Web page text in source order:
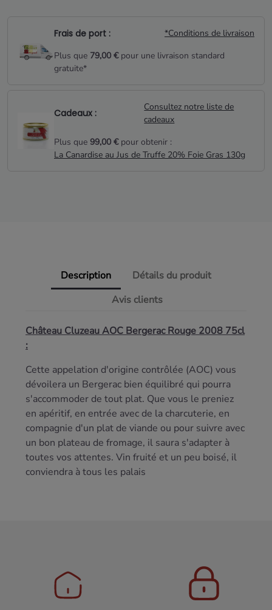
Frais de port :
*Conditions de livraison
Plus que 79,00 €pour une livraison standard
gratuite*
Cadeaux :
Consultez notre liste de
cadeaux
Plus que 99,00 €pour obtenir :
La Canardise au Jus de Truffe 20% Foie Gras 130g
Description
Détails du produit
Avis clients
Château Cluzeau AOC Bergerac Rouge 2008 75cl
:
Cette appelation d'origine contrôlée (AOC) vous
dévoilera un Bergerac bien équilibré qui pourra
s'accommoder de tout plat. Que vous le preniez
en apéritif, en entrée avec de la charcuterie, en
compagnie d'un plat de viande ou pour suivre avec
un bon plateau de fromage, il saura s'adapter à
toutes vos attentes. Vin fruité et un peu boisé, il
conviendra à tous les palais